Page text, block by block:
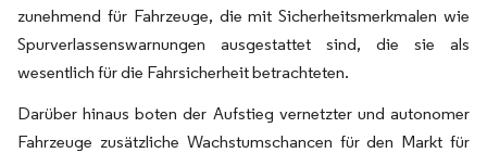
zunehmend für Fahrzeuge, die mit Sicherheitsmerkmalen wie
Spurverlassenswarnungen ausgestattet sind, die sie als
wesentlich für die Fahrsicherheit betrachteten.
Darüber hinaus boten der Aufstieg vernetzter und autonomer
Fahrzeuge zusätzliche Wachstumschancen für den Markt für